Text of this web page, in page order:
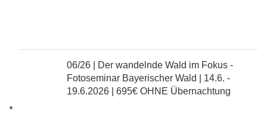
06/26 | Der wandelnde Wald im Fokus -
Fotoseminar Bayerischer Wald | 14.6. -
19.6.2026 |
695€ OHNE Übernachtung